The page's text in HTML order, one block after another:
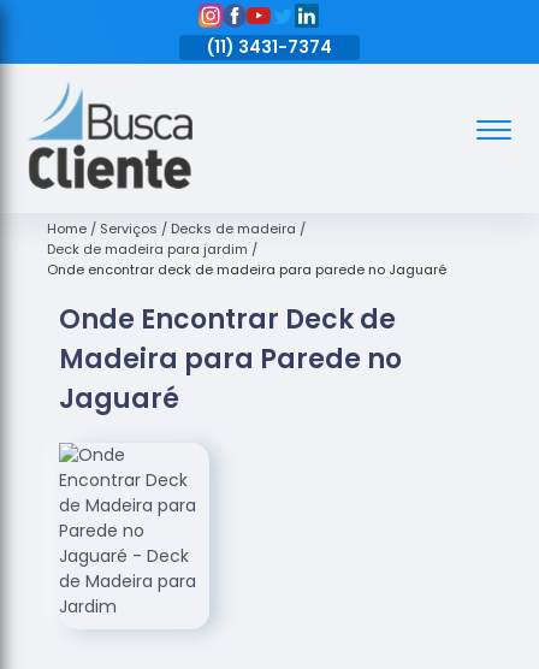
(11) 3431-7374
Assoalhos
de Madeira
Decks de
Empresas
de
de Madeira
Loja de
Assoalhos
Raspagem
Assoalhos
Raspagem
Home Serviços
Decks de madeira
Deck de madeira para jardim
Onde encontrar deck de madeira para parede no Jaguaré
Onde Encontrar Deck de
Madeira para Parede no
Jaguaré